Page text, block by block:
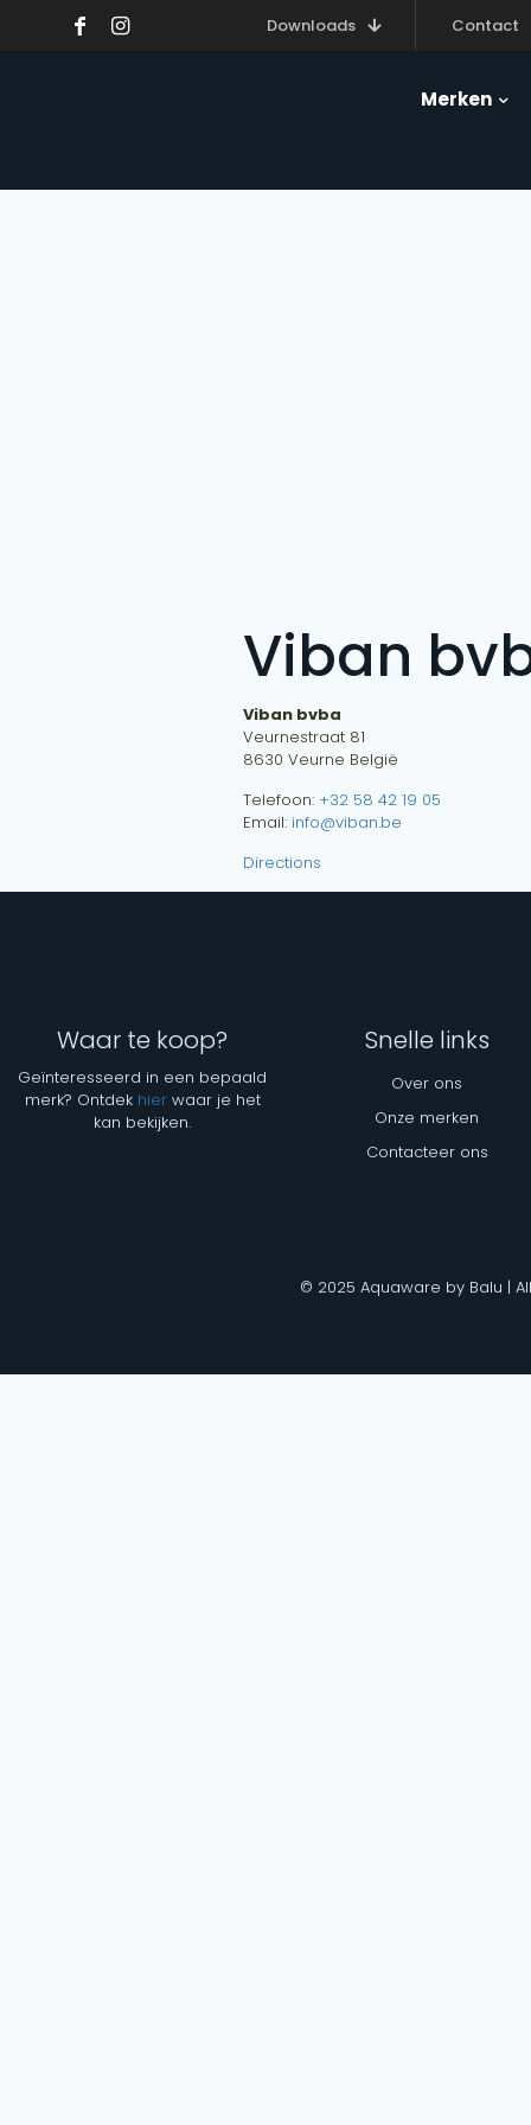
Downloads Contact
Merken
Viban
Viban bvba
Veurnestraat 81
8630 Veurne België
Telefoon: +32 58 42 19 05
Email: info@viban.be
Directions
Waar te koop?
Geïnteresseerd in een bepaald
merk? Ontdek hierwaar je het
kan bekijken.
Snelle links
Over ons
Onze merken
Contacteer ons
© 2025 Aquaware by Balu |